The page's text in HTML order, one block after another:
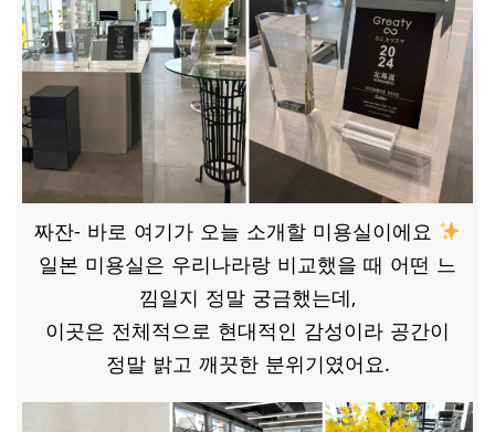
짜잔- 바로 여기가 오늘 소개할 미용실이에요
일본 미용실은 우리나라랑 비교했을 때 어떤 느
낌일지 정말 궁금했는데,
이곳은 전체적으로 현대적인 감성이라 공간이
정말 밝고 깨끗한 분위기였어요.